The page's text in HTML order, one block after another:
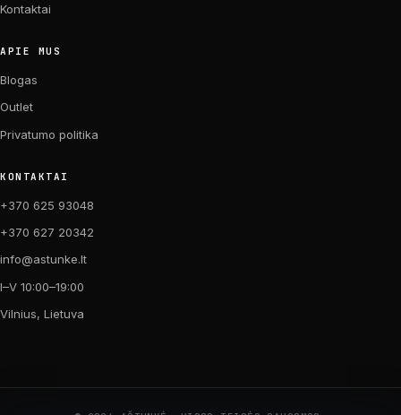
Kontaktai
APIE MUS
Blogas
Outlet
Privatumo politika
KONTAKTAI
+370 625 93048
+370 627 20342
info@astunke.lt
I–V 10:00–19:00
Vilnius, Lietuva